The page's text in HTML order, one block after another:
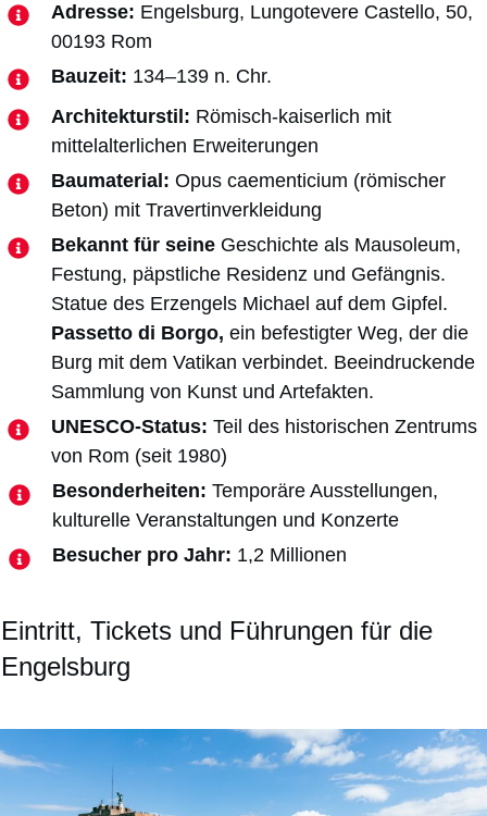
Adresse: Engelsburg, Lungotevere Castello, 50,
00193 Rom
Bauzeit: 134–139 n. Chr.
Architekturstil: Römisch-kaiserlich mit
mittelalterlichen Erweiterungen
Baumaterial: Opus caementicium (römischer
Beton) mit Travertinverkleidung
Bekannt für seine Geschichte als Mausoleum,
Festung, päpstliche Residenz und Gefängnis.
Statue des Erzengels Michael auf dem Gipfel.
Passetto di Borgo, ein befestigter Weg, der die
Burg mit dem Vatikan verbindet. Beeindruckende
Sammlung von Kunst und Artefakten.
UNESCO-Status: Teil des historischen Zentrums
von Rom (seit 1980)
Besonderheiten: Temporäre Ausstellungen,
kulturelle Veranstaltungen und Konzerte
Besucher pro Jahr: 1,2 Millionen
Eintritt, Tickets und Führungen für die
Engelsburg